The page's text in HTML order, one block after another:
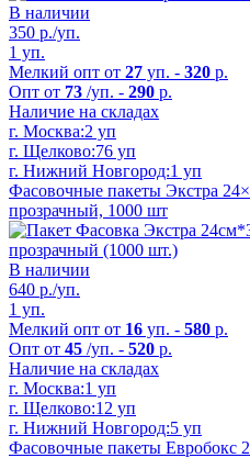
В наличии
350 р./уп.
1 уп.
Мелкий опт от 27 уп. - 320 р.
Опт от 73 /уп. - 290 р.
Наличие на складах
г. Москва:2 уп
г. Щелково:76 уп
г. Нижний Новгород:1 уп
Фасовочные пакеты Экстра
прозрачный, 1000 шт
В наличии
640 р./уп.
1 уп.
Мелкий опт от 16 уп. - 580 р.
Опт от 45 /уп. - 520 р.
Наличие на складах
г. Москва:1 уп
г. Щелково:12 уп
г. Нижний Новгород:5 уп
Фасовочные пакеты Евробокс